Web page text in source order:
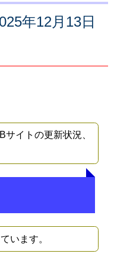
年12月13日
イトの更新状況、
います。